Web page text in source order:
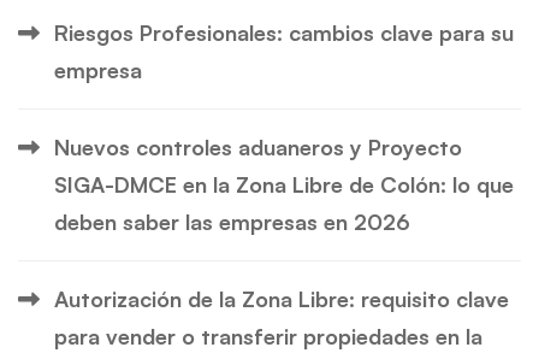
Riesgos Profesionales: cambios clave para su
empresa
Nuevos controles aduaneros y Proyecto
SIGA-DMCE en la Zona Libre de Colón: lo que
deben saber las empresas en 2026
Autorización de la Zona Libre: requisito clave
para vender o transferir propiedades en la